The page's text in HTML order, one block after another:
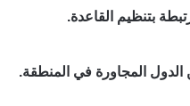
بتنظيم القاعدة.
الدول المجاورة في المنطقة.